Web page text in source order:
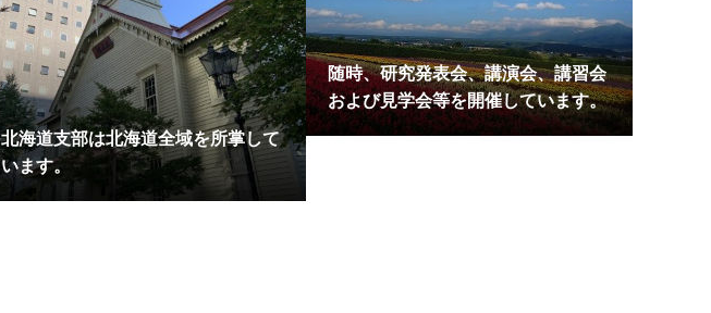
北海道支部は北海道全域を所掌して
います。
随時、研究発表会、講演会、講習会
および見学会等を開催しています。